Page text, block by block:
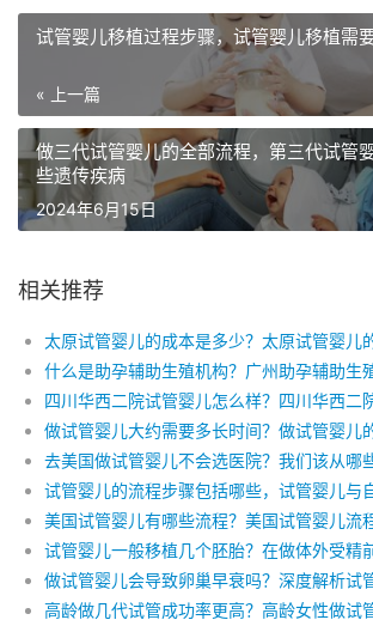
试管婴儿移植过程步骤，试管婴儿移植需
« 上一篇
做三代试管婴儿的全部流程，第三代试管
些遗传疾病
2024年6月15日
相关推荐